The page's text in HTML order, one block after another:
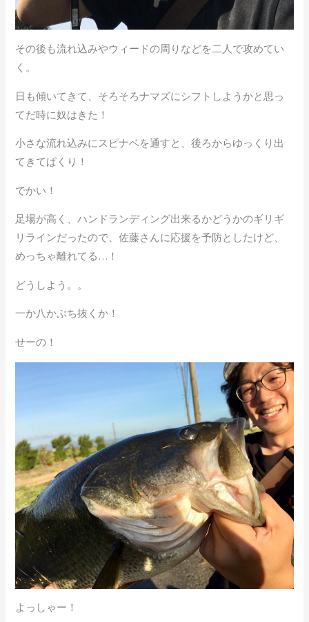
その後も流れ込みやウィードの周りなどを二人で攻めてい
く。
日も傾いてきて、そろそろナマズにシフトしようかと思っ
てだ時に奴はきた！
小さな流れ込みにスピナベを通すと、後ろからゆっくり出
てきてぱくり！
でかい！
足場が高く、ハンドランディング出来るかどうかのギリギ
リラインだったので、佐藤さんに応援を予防としたけど、
めっちゃ離れてる…！
どうしよう。。
一か八かぶち抜くか！
せーの！
よっしゃー！